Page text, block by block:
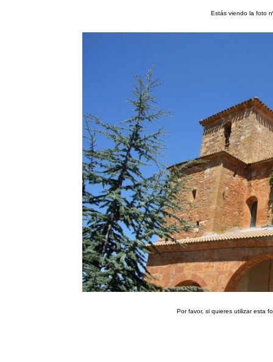
Estás viendo la foto
Por favor, si quieres utilizar esta